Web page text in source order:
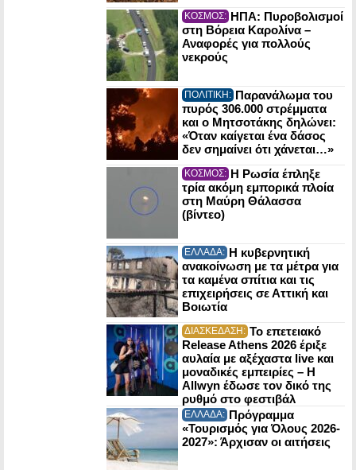
ΚΟΣΜΟΣ: ΗΠΑ: Πυροβολισμοί
στη Βόρεια Καρολίνα –
Αναφορές για πολλούς
νεκρούς
ΠΟΛΙΤΙΚΗ: Παρανάλωμα του
πυρός 306.000 στρέμματα
και ο Μητσοτάκης δηλώνει:
«Όταν καίγεται ένα δάσος
δεν σημαίνει ότι χάνεται…»
ΚΟΣΜΟΣ: Η Ρωσία έπληξε
τρία ακόμη εμπορικά πλοία
στη Μαύρη Θάλασσα
(βίντεο)
ΕΛΛΑΔΑ: Η κυβερνητική
ανακοίνωση με τα μέτρα για
τα καμένα σπίτια και τις
επιχειρήσεις σε Αττική και
Βοιωτία
ΔΙΑΣΚΕΔΑΣΗ: Το επετειακό
Release Athens 2026 έριξε
αυλαία με αξέχαστα live και
μοναδικές εμπειρίες – Η
Allwyn έδωσε τον δικό της
ρυθμό στο φεστιβάλ
ΕΛΛΑΔΑ: Πρόγραμμα
«Τουρισμός για Όλους 2026-
2027»: Άρχισαν οι αιτήσεις